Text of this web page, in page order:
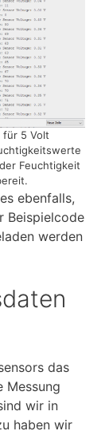
für 5 Volt
Feuchtigkeit
ebenfalls,
Beispielcode
werden
das
Messung
wir in
haben wir